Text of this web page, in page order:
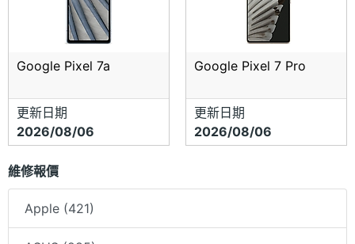
Google Pixel 7a
更新日期
2026/08/06
Google Pixel 7 Pro
更新日期
2026/08/06
維修報價
Apple (421)